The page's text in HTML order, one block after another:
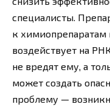
специалисты.
к химиопрепаратам
воздействует на
не вредят ему, а
может создать
проблему —